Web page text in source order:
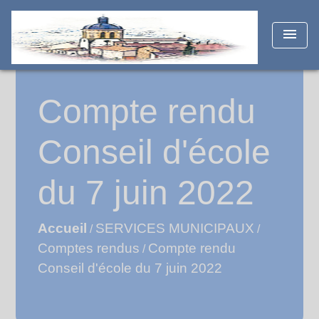
menu
Compte rendu
Conseil d'école
du 7 juin 2022
Accueil / SERVICES MUNICIPAUX /
Comptes rendus / Compte rendu
Conseil d'école du 7 juin 2022